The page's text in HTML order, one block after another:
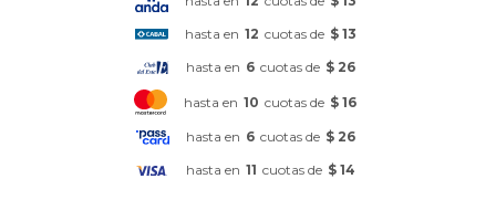
hasta en 12 cuotas de $ 13
hasta en 6 cuotas de $ 26
hasta en 10 cuotas de $ 16
hasta en 6 cuotas de $ 26
hasta en 11 cuotas de $ 14